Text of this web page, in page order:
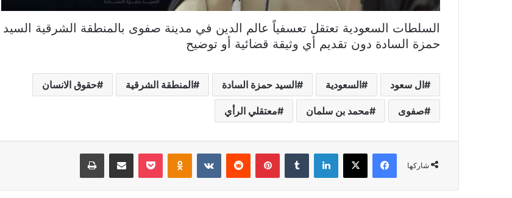
السلطات السعودية تعتقل تعسفياً عالم الدين في مدينة صفوى بالمنطقة الشرقية السيد
حمزة السادة دون تقديم أي وثيقة قضائية أو توضيح
ال سعود السعودية السيد حمزة السادة المنطقة الشرقية حقوق الانسان
صفوى محمد بن سلمان معتقلي الرأي
شاركها
فيسبوك X لينكدإن بينتيريست Odnoklassniki
بوكيت مشاركة عبر البريد طباعة